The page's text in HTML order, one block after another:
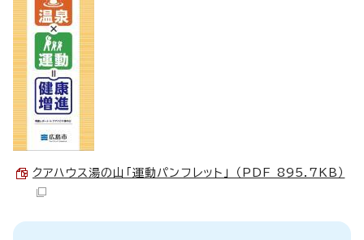
クアハウス湯の山「運動パンフレット」 （PDF 895.7KB）